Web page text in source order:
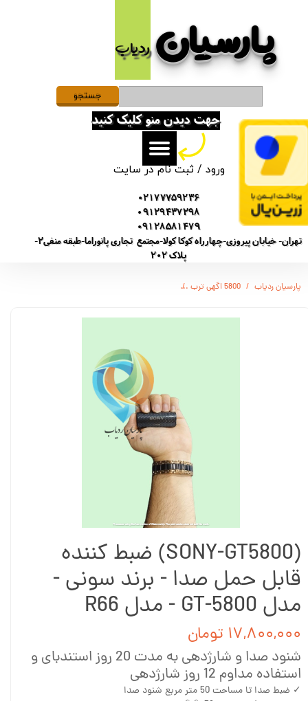
پارسیان​​​​​​​ردیاب
ورود /ثبت نام در سایت
حساب کاربری من
تغییر گذر واژه
سفارشات
خروج از حساب کاربری
02177759236
09129437298
09128581479
تهران- خیابان پیروزی-چهارراه کوکا کولا-مجتمع تجاری پانوراما-طبقه منفی2-
پلاک 202
جهت دیدن منو کلیک کنید
جستجو
پارسیان ردیاب 5800 اگهی ترب
(SONY-GT5800) ضبط کننده
قابل حمل صدا - برند سونی -
مدل GT-5800 - مدل R66
۱۷,۸۰۰,۰۰۰ تومان
شنود صدا و شارژدهی به مدت 20 روز استندبای و
استفاده مداوم 12 روز شارژدهی
✓ ضبط صدا تا مساحت 50 متر مربع شنود صدا